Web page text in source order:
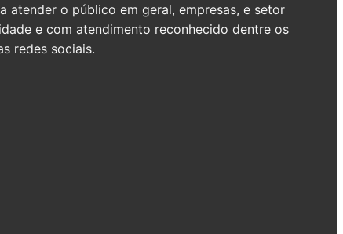
atender o público em geral, empresas, e setor
e com atendimento reconhecido dentre os
redes sociais.